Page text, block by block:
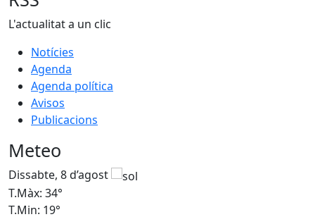
L'actualitat a un clic
Notícies
Agenda
Agenda política
Avisos
Publicacions
Meteo
Dissabte, 8 d’agost
T.Màx: 34°
T.Min: 19°